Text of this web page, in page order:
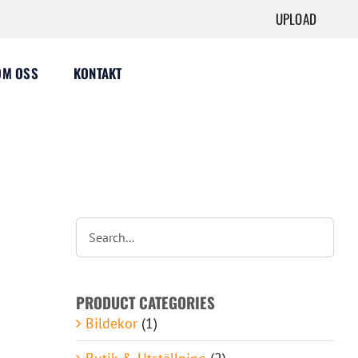
UPLOAD
OSS KONTAKT
PRODUCT CATEGORIES
Bildekor (1)